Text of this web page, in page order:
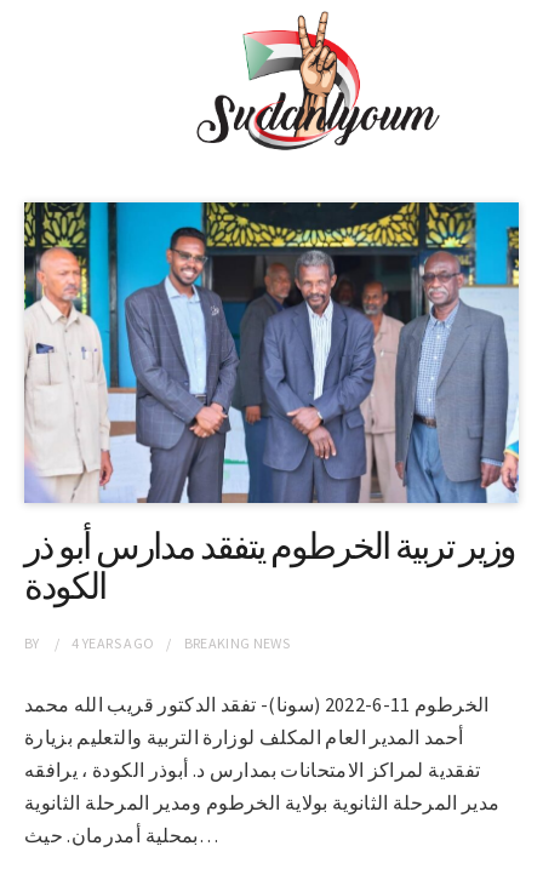
وزير تربية الخرطوم يتفقد مدارس أبو ذر
الكودة
BY 4 YEARSAGO BREAKING NEWS
الخرطوم 11-6-2022 (سونا)- تفقد الدكتور قريب الله محمد
أحمد المدير العام المكلف لوزارة التربية والتعليم بزيارة
تفقدية لمراكز الامتحانات بمدارس د. أبوذر الكودة ، يرافقه
مدير المرحلة الثانوية بولاية الخرطوم ومدير المرحلة الثانوية
بمحلية أمدرمان. حيث…